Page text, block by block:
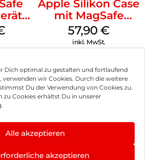
Dich optimal zu gestalten und fortlaufend
verwenden wir Cookies. Durch die weitere
Du der Verwendung von Cookies zu.
Cookies erhältst Du in unserer
Alle akzeptieren
akzeptieren
Apple Silikon Case
mit MagSafe
iPhone 14 Pro
(PRODUCT)RED
57,90€
inkl. MwSt.